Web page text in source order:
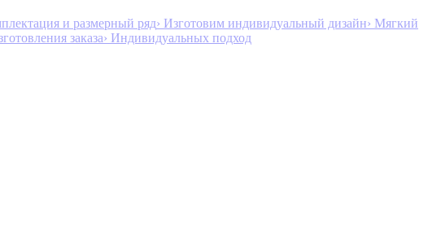
и размерный ряд› Изготовим индивидуальный дизайн› Мягкий
заказа› Индивидуальных подход